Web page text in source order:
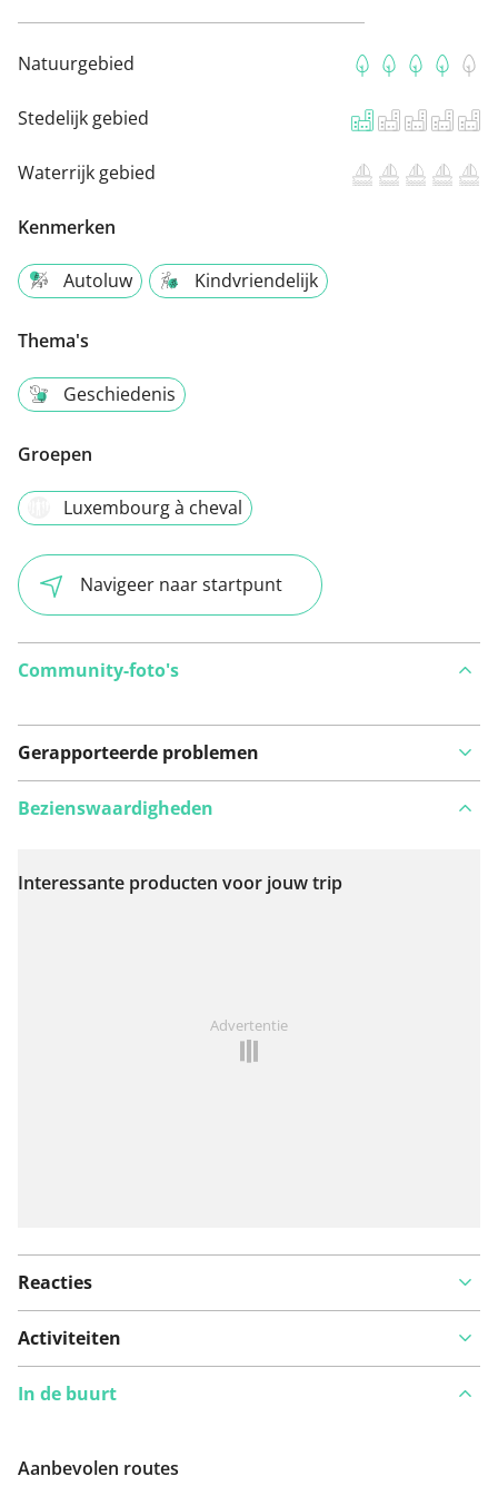
Natuurgebied
Stedelijk gebied
Waterrijk gebied
Kenmerken
Autoluw Kindvriendelijk
Thema's
Geschiedenis
Groepen
Luxembourg à cheval
Navigeer naar startpunt
Community-foto's
Gerapporteerde problemen
Bekijk op kaart
Bezienswaardigheden
Interessante producten voor jouw trip
Advertentie
Reacties
Activiteiten
In de buurt
Aanbevolen routes